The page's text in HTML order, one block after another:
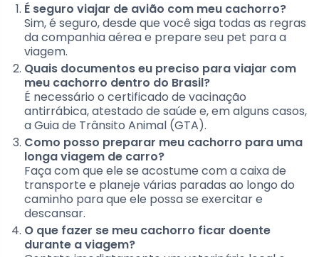
É seguro viajar de avião com meu cachorro?
Sim, é seguro, desde que você siga todas as regras
da companhia aérea e prepare seu pet para a
viagem.
Quais documentos eu preciso para viajar com
meu cachorro dentro do Brasil?
É necessário o certificado de vacinação
antirrábica, atestado de saúde e, em alguns casos,
a Guia de Trânsito Animal (GTA).
Como posso preparar meu cachorro para uma
longa viagem de carro?
Faça com que ele se acostume com a caixa de
transporte e planeje várias paradas ao longo do
caminho para que ele possa se exercitar e
descansar.
O que fazer se meu cachorro ficar doente
durante a viagem?